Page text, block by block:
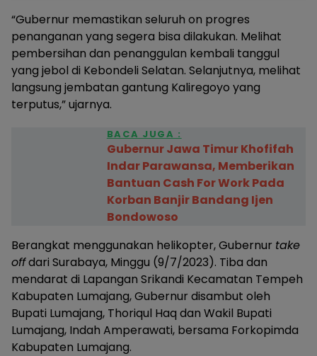
“Gubernur memastikan seluruh on progres
penanganan yang segera bisa dilakukan. Melihat
pembersihan dan penanggulan kembali tanggul
yang jebol di Kebondeli Selatan. Selanjutnya, melihat
langsung jembatan gantung Kaliregoyo yang
terputus,” ujarnya.
BACA JUGA :
Gubernur Jawa Timur Khofifah
Indar Parawansa, Memberikan
Bantuan Cash For Work Pada
Korban Banjir Bandang Ijen
Bondowoso
Berangkat menggunakan helikopter, Gubernur take
offdari Surabaya, Minggu (9/7/2023). Tiba dan
mendarat di Lapangan Srikandi Kecamatan Tempeh
Kabupaten Lumajang, Gubernur disambut oleh
Bupati Lumajang, Thoriqul Haq dan Wakil Bupati
Lumajang, Indah Amperawati, bersama Forkopimda
Kabupaten Lumajang.